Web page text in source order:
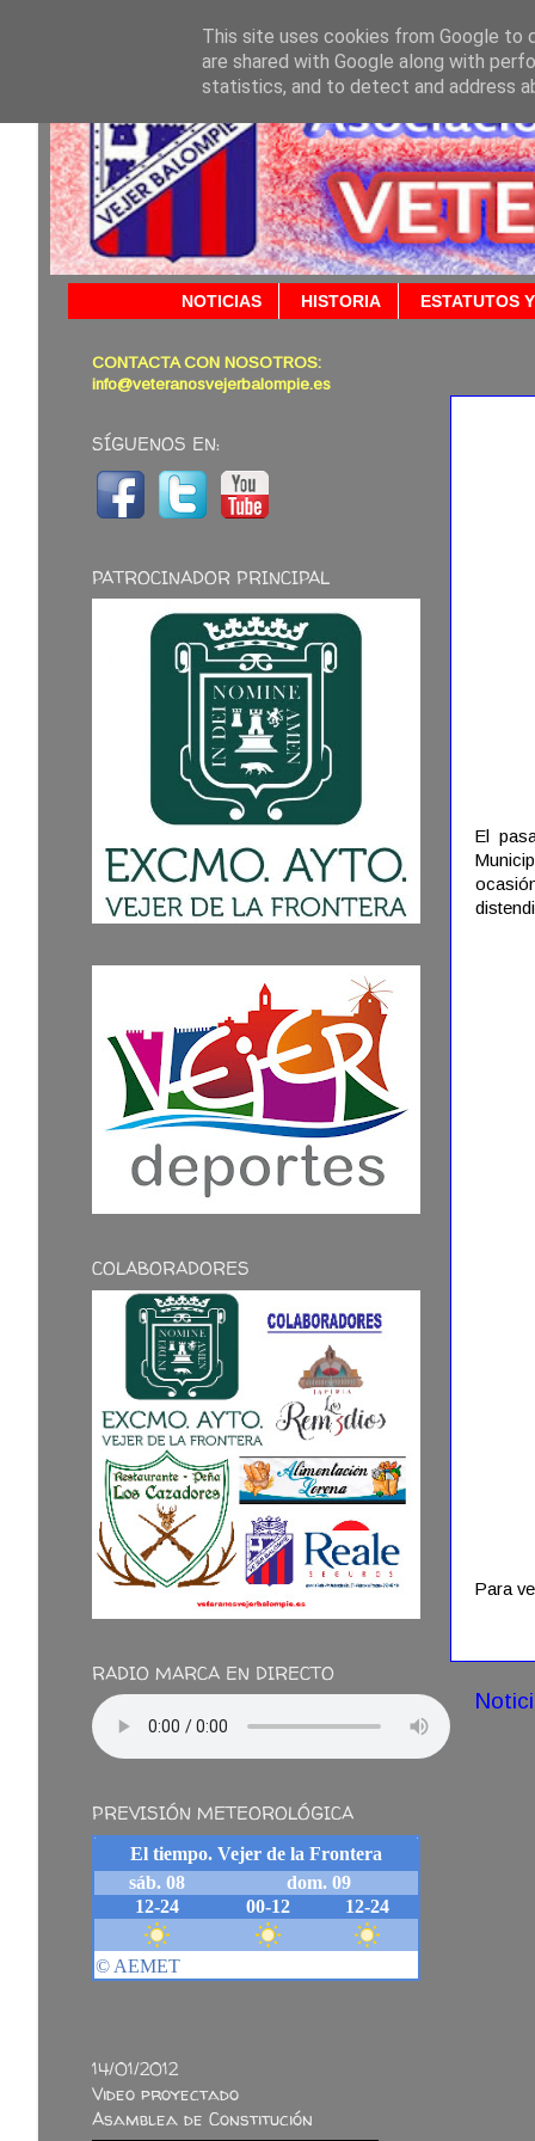
NOTICIAS HISTORIA ESTATUTOS
El
Para
CONTACTA CON NOSOTROS:
info@veteranosvejerbalompie.es
SÍGUENOS EN:
PATROCINADOR PRINCIPAL
COLABORADORES
RADIO MARCA EN DIRECTO
PREVISIÓN METEOROLÓGICA
14/01/2012
Video proyectado
Asamblea de Constitución
This site uses cookies from Google to
are shared with Google along with
statistics, and to detect and address